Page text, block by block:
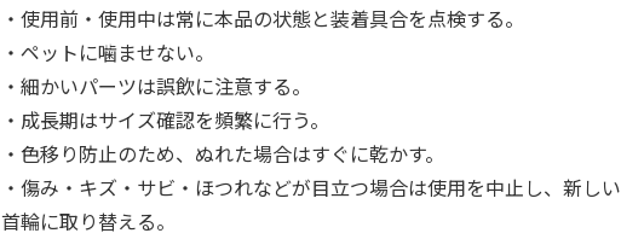
・使用前・使用中は常に本品の状態と装着具合を点検する。
・ペットに噛ませない。
・細かいパーツは誤飲に注意する。
・成長期はサイズ確認を頻繁に行う。
・色移り防止のため、ぬれた場合はすぐに乾かす。
・傷み・キズ・サビ・ほつれなどが目立つ場合は使用を中止し、新しい
首輪に取り替える。